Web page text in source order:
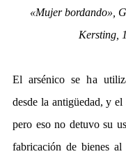
«Mujer bordando»,
Kersting,
El arsénico se ha
desde la antigüedad, y
pero eso no detuvo su
fabricación de bienes al